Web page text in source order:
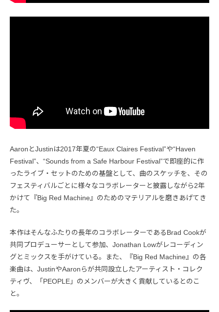
AaronとJustinは2017年夏の“Eaux Claires Festival”や“Haven
Festival”、“Sounds from a Safe Harbour Festival”で即座的に作
ったライブ・セットのための基盤として、曲のスケッチを、その
フェスティバルごとに様々なコラボレーターと披露しながら2年
かけて『Big Red Machine』のためのマテリアルを磨きあげてき
た。
本作はそんなふたりの長年のコラボレーターであるBrad Cookが
共同プロデューサーとして参加、Jonathan Lowがレコーディン
グとミックスを手がけている。また、『Big Red Machine』の各
楽曲は、JustinやAaronらが共同設立したアーティスト・コレク
ティヴ、「PEOPLE」のメンバーが大きく貢献しているとのこ
と。